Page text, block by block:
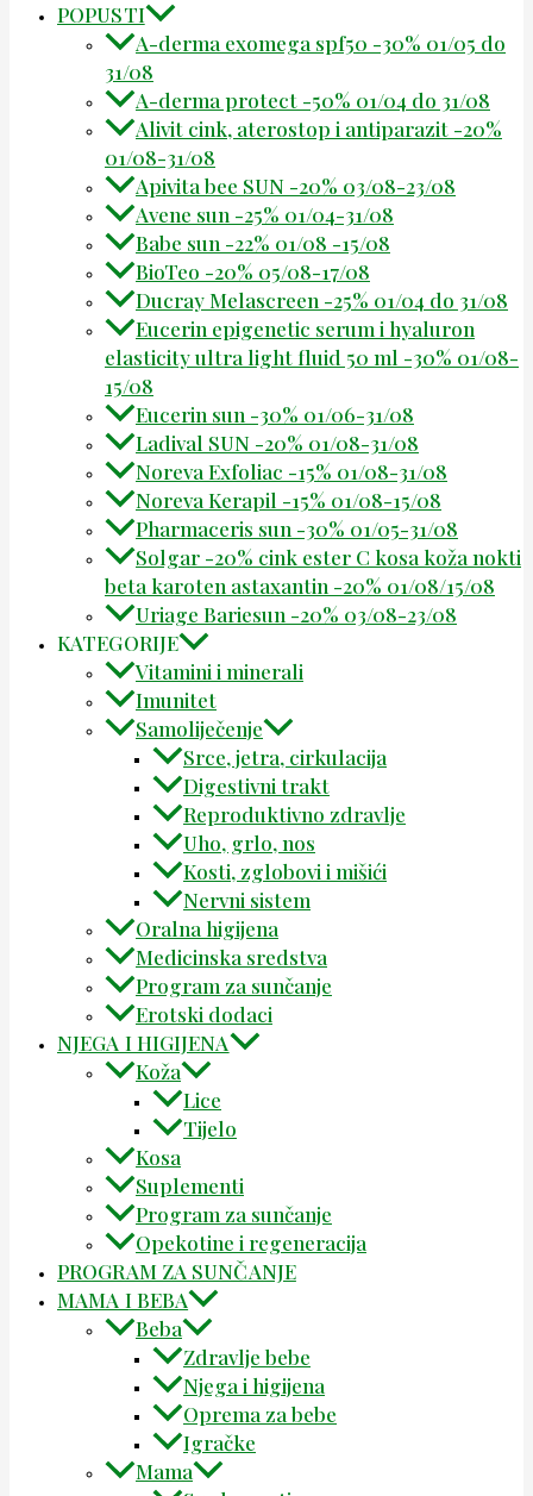
POPUSTI
A-derma exomega spf50 -30% 01/05 do
31/08
A-derma protect -50% 01/04 do 31/08
Alivit cink, aterostop i antiparazit -20%
01/08-31/08
Apivita bee SUN -20% 03/08-23/08
Avene sun -25% 01/04-31/08
Babe sun -22% 01/08 -15/08
BioTeo -20% 05/08-17/08
Ducray Melascreen -25% 01/04 do 31/08
Eucerin epigenetic serum i hyaluron
elasticity ultra light fluid 50 ml -30% 01/08-
15/08
Eucerin sun -30% 01/06-31/08
Ladival SUN -20% 01/08-31/08
Noreva Exfoliac -15% 01/08-31/08
Noreva Kerapil -15% 01/08-15/08
Pharmaceris sun -30% 01/05-31/08
Solgar -20% cink ester C kosa koža nokti
beta karoten astaxantin -20% 01/08/15/08
Uriage Bariesun -20% 03/08-23/08
KATEGORIJE
Vitamini i minerali
Imunitet
Samoliječenje
Srce, jetra, cirkulacija
Digestivni trakt
Reproduktivno zdravlje
Uho, grlo, nos
Kosti, zglobovi i mišići
Nervni sistem
Oralna higijena
Medicinska sredstva
Program za sunčanje
Erotski dodaci
NJEGA I HIGIJENA
Koža
Lice
Tijelo
Kosa
Suplementi
Program za sunčanje
Opekotine i regeneracija
PROGRAM ZA SUNČANJE
MAMA I BEBA
Beba
Zdravlje bebe
Njega i higijena
Oprema za bebe
Igračke
Mama